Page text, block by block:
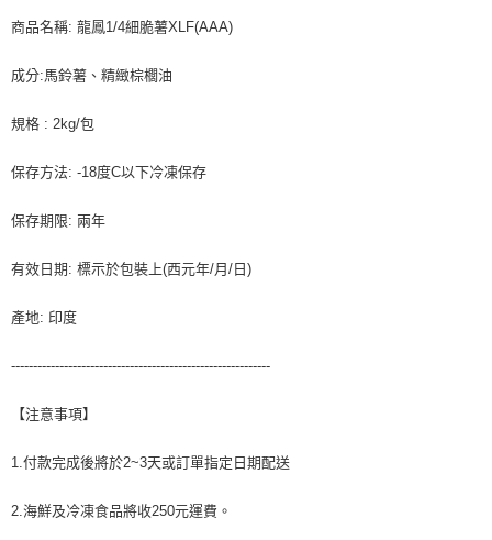
４．使用「AFTEE先享後付」時，將依據個別帳號之用戶狀況，依本公司即
請求用戶進行身份認證。
商品名稱: 龍鳳1/4細脆薯XLF(AAA)
成分:馬鈴薯、精緻棕櫚油
規格 : 2kg/包
保存方法: -18度C以下冷凍保存
保存期限: 兩年
有效日期: 標示於包裝上(西元年/月/日)
產地: 印度
-----------------------------------------------------------
【注意事項】
1.付款完成後將於2~3天或訂單指定日期配送
2.海鮮及冷凍食品將收250元運費。